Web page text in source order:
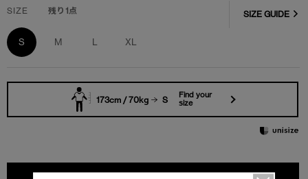
SIZE 残り1点
S M L XL
SIZE GUIDE
173cm / 70kg S
Find your
size